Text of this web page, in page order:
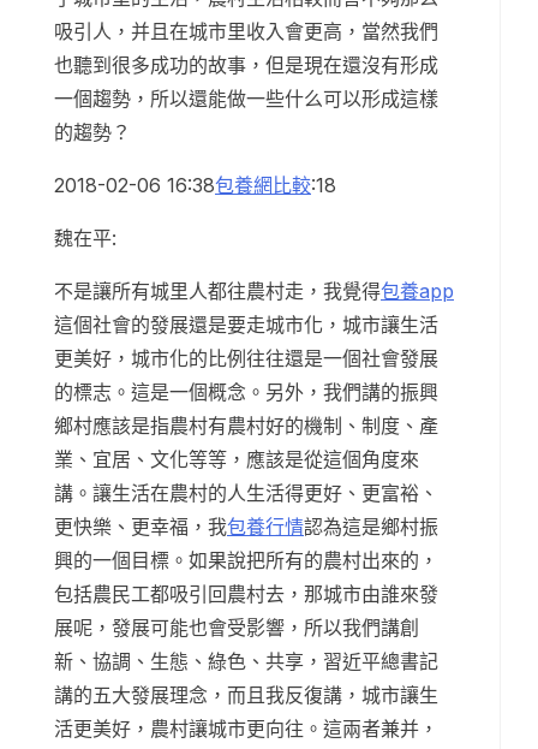
吸引人，并且在城市里收入會更高，當然我們
也聽到很多成功的故事，但是現在還沒有形成
一個趨勢，所以還能做一些什么可以形成這樣
的趨勢？
2018-02-06 16:38包養網比較:18
魏在平:
不是讓所有城里人都往農村走，我覺得包養app
這個社會的發展還是要走城市化，城市讓生活
更美好，城市化的比例往往還是一個社會發展
的標志。這是一個概念。另外，我們講的振興
鄉村應該是指農村有農村好的機制、制度、產
業、宜居、文化等等，應該是從這個角度來
講。讓生活在農村的人生活得更好、更富裕、
更快樂、更幸福，我包養行情認為這是鄉村振
興的一個目標。如果說把所有的農村出來的，
包括農民工都吸引回農村去，那城市由誰來發
展呢，發展可能也會受影響，所以我們講創
新、協調、生態、綠色、共享，習近平總書記
講的五大發展理念，而且我反復講，城市讓生
活更美好，農村讓城市更向往。這兩者兼并，